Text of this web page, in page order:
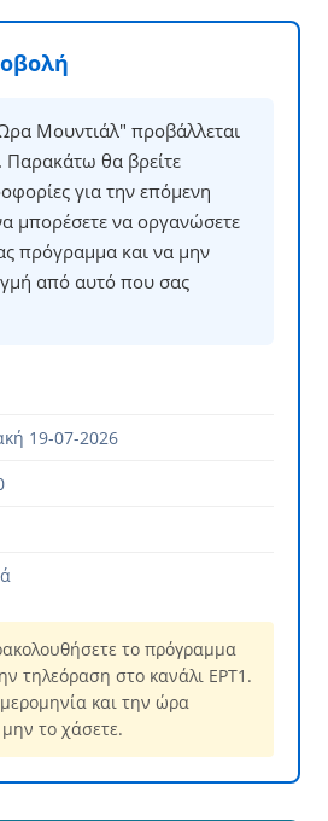
Μουντιάλ" προβάλλεται
Παρακάτω θα βρείτε
για την επόμενη
μπορέσετε να οργανώσετε
πρόγραμμα και να μην
από αυτό που σας
19-07-2026
το πρόγραμμα
τηλεόραση στο κανάλι ΕΡΤ1.
και την ώρα
το χάσετε.